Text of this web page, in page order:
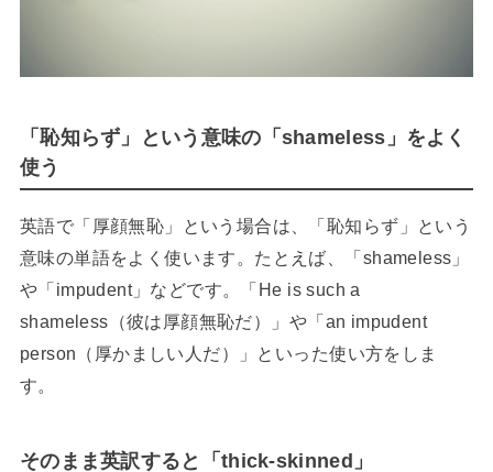
「恥知らず」という意味の「shameless」をよく
使う
英語で「厚顔無恥」という場合は、「恥知らず」という
意味の単語をよく使います。たとえば、「shameless」
や「impudent」などです。「He is such a
shameless（彼は厚顔無恥だ）」や「an impudent
person（厚かましい人だ）」といった使い方をしま
す。
そのまま英訳すると「thick-skinned」